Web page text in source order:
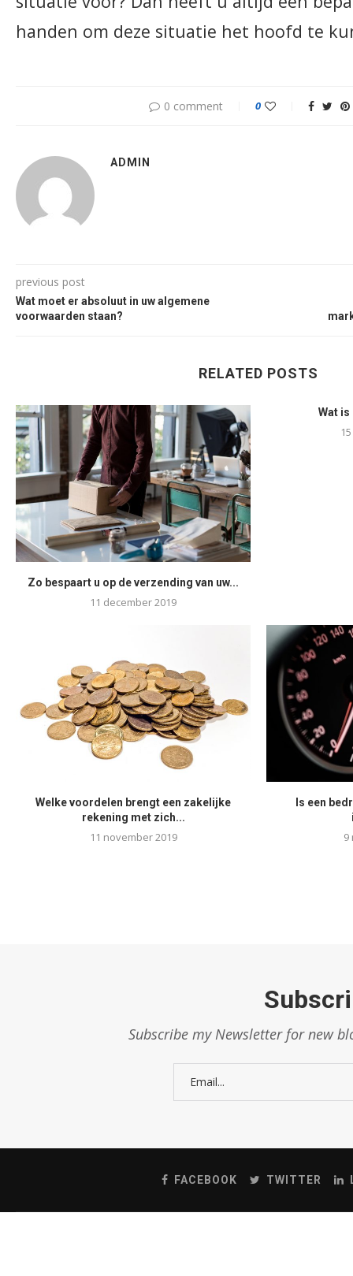
handen om deze situatie het hoofd te
0 comment 0
ADMIN
previous post
Wat moet er absoluut in uw algemene
voorwaarden staan?
RELATED POSTS
Zo bespaart u op de verzending van uw...
11 december 2019
Wat
Welke voordelen brengt een zakelijke
rekening met zich...
11 november 2019
Is een
9
Subscribe my Newsletter for new
FACEBOOK TWITTER